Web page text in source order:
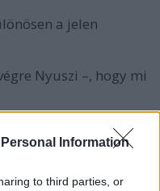
Information
to third parties, or
a jelen
Nyuszi –, hogy mi
már unta az árkot,
így, mert akármerre